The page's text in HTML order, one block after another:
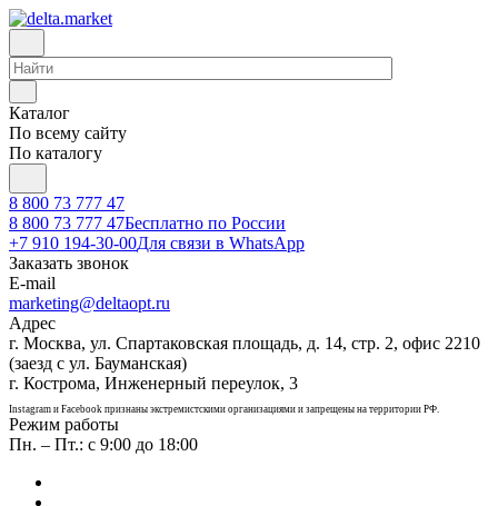
Каталог
По всему сайту
По каталогу
8 800 73 777 47
8 800 73 777 47Бесплатно по России
+7 910 194-30-00Для связи в WhatsApp
Заказать звонок
E-mail
marketing@deltaopt.ru
Адрес
г. Москва, ул. Спартаковская площадь, д. 14, стр. 2, офис 2210
(заезд с ул. Бауманская)
г. Кострома, Инженерный переулок, 3
Instagram и Facebook признаны экстремистскими организациями и запрещены на территории РФ.
Режим работы
Пн. – Пт.: с 9:00 до 18:00